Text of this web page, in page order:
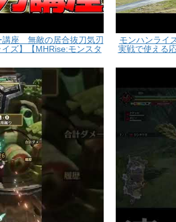
講座 無敵の居合抜刀気刃
ズ】【MHRise:モンスタ
モンハンライ
実戦で使える